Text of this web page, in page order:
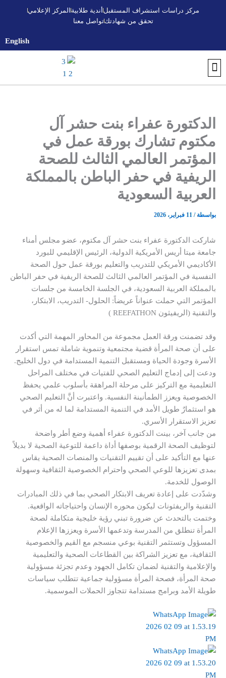
مركز دراسات استشراف المستقبلأندية طلابية المركز الإعلامي
تحقق من شهادتكتواصل معنا
English
الدكتورة عفراء بنت حشر آل
مكتوم تشارك بورقة عمل في
المؤتمر العالمي الثالث للصحة
الريفية في حفر الباطن بالمملكة
العربية السعودية
بواسطة / 11 فبراير، 2026
شاركت الدكتورة عفراء بنت حشر آل مكتوم، عضو مجلس أمناء
جامعة ميتا أريس الأمريكية الدولية، الرئيس الإقليمي للبورد
الأكاديمي الأمريكي للتدريب والتعليم بورقة عمل حول الصحة
النفسية في المؤتمر العالمي الثالث للصحة الريفية في حفر الباطن
بالمملكة العربية السعودية، في الجلسة الخامسة من جلسات
المؤتمر التي حملت عنواناً عريضاً: الحلول- التدريب، الابتكار،
والتقنية (الريفيثون REEFATHON )
وقد تضمنت ورقة العمل مجموعة من المحاور المهمة التي أكدت
على أن صحة المرأة قضية مجتمعية وتنموية شاملة تمس استقرار
الأسرة وجودة الحياة ومستقبل التنمية المستدامة في دول الخليج.
ودعت إلى إدماج التعليم الصحي للفتيات في مختلف المراحل
التعليمية مع التركيز على مرحلة المراهقة بأسلوب علمي يحفظ
الخصوصية ويعزز الطمأنينة النفسية. واعتبرت أنَّ التعليم الصحي
هو استثمارٌ طويل الأمد في التنمية المستدامة لما له من أثر في
تعزيز الاستقرار الأسري.
من جانب آخر، بينت الدكتورة عفراء أهمية وضع أطر واضحة
لتوظيف الصحة الرقمية بوصفها أداة داعمة للتوعية الصحية لا بديلاً
عنها مع التأكيد على أن تقييم التقنيات والمنصات الصحية يقاس
بمدى تعزيزها للوعي الصحي واحترام الخصوصية الثقافية وسهولة
الوصول للخدمة.
وشدّدت على إعادة تعريف الابتكار الصحي بما في ذلك المبادرات
التقنية والريفثونات ليكون محوره الإنسان واحتياجاته الواقعية.
وختمت بالتحدث عن ضرورة تبني رؤية خليجية متكاملة لصحة
المرأة تنطلق من المدرسة وتدعمها الأسرة ويعززها الإعلام
المسؤول وتستثمر التقنية بوعي منسجم مع القيم والخصوصية
الثقافية، مع تعزيز الشراكة بين القطاعات الصحية والتعليمية
والإعلامية والتقنية لضمان تكامل الجهود وعدم تجزئة مسؤولية
صحة المرأة، فصحة المرأة مسؤولية جماعية تتطلب سياسات
طويلة الأمد وبرامج مستدامة تتجاوز الحملات الموسمية.